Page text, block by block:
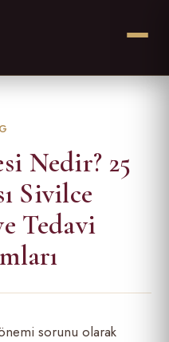
Nedir? 25
Sivilce
Tedavi
sorunu olarak